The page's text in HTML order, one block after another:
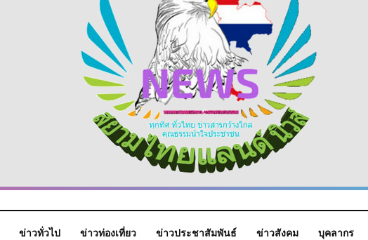
ข่าวทั่วไป ข่าวท่องเที่ยว ข่าวประชาสัมพันธ์ ข่าวสังคม บุคลากร